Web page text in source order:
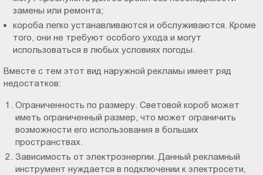
замены или ремонта;
короба легко устанавливаются и обслуживаются. Кроме
того, они не требуют особого ухода и могут
использоваться в любых условиях погоды.
Вместе с тем этот вид наружной рекламы имеет ряд
недостатков:
Ограниченность по размеру. Световой короб может
иметь ограниченный размер, что может ограничить
возможности его использования в больших
пространствах.
Зависимость от электроэнергии. Данный рекламный
инструмент нуждается в подключении к электросети,